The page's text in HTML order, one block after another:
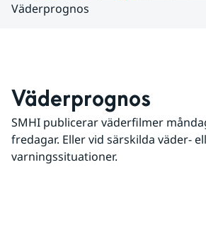
Väderprognos
Väderprognos
SMHI publicerar väderfilmer
fredagar. Eller vid särskilda väder-
varningssituationer.